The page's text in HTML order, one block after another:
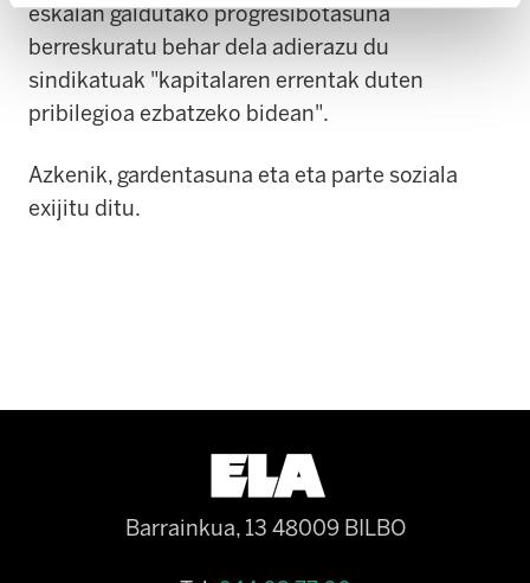
eskalan galdutako progresibotasuna
berreskuratu behar dela adierazu du
sindikatuak "kapitalaren errentak duten
pribilegioa ezbatzeko bidean".
Azkenik, gardentasuna eta eta parte soziala
exijitu ditu.
Barrainkua, 13 48009 BILBO